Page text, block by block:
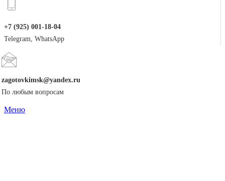
+7 (925) 001-18-04
Telegram, WhatsApp
zagotovkimsk@yandex.ru
По любым вопросам
Меню